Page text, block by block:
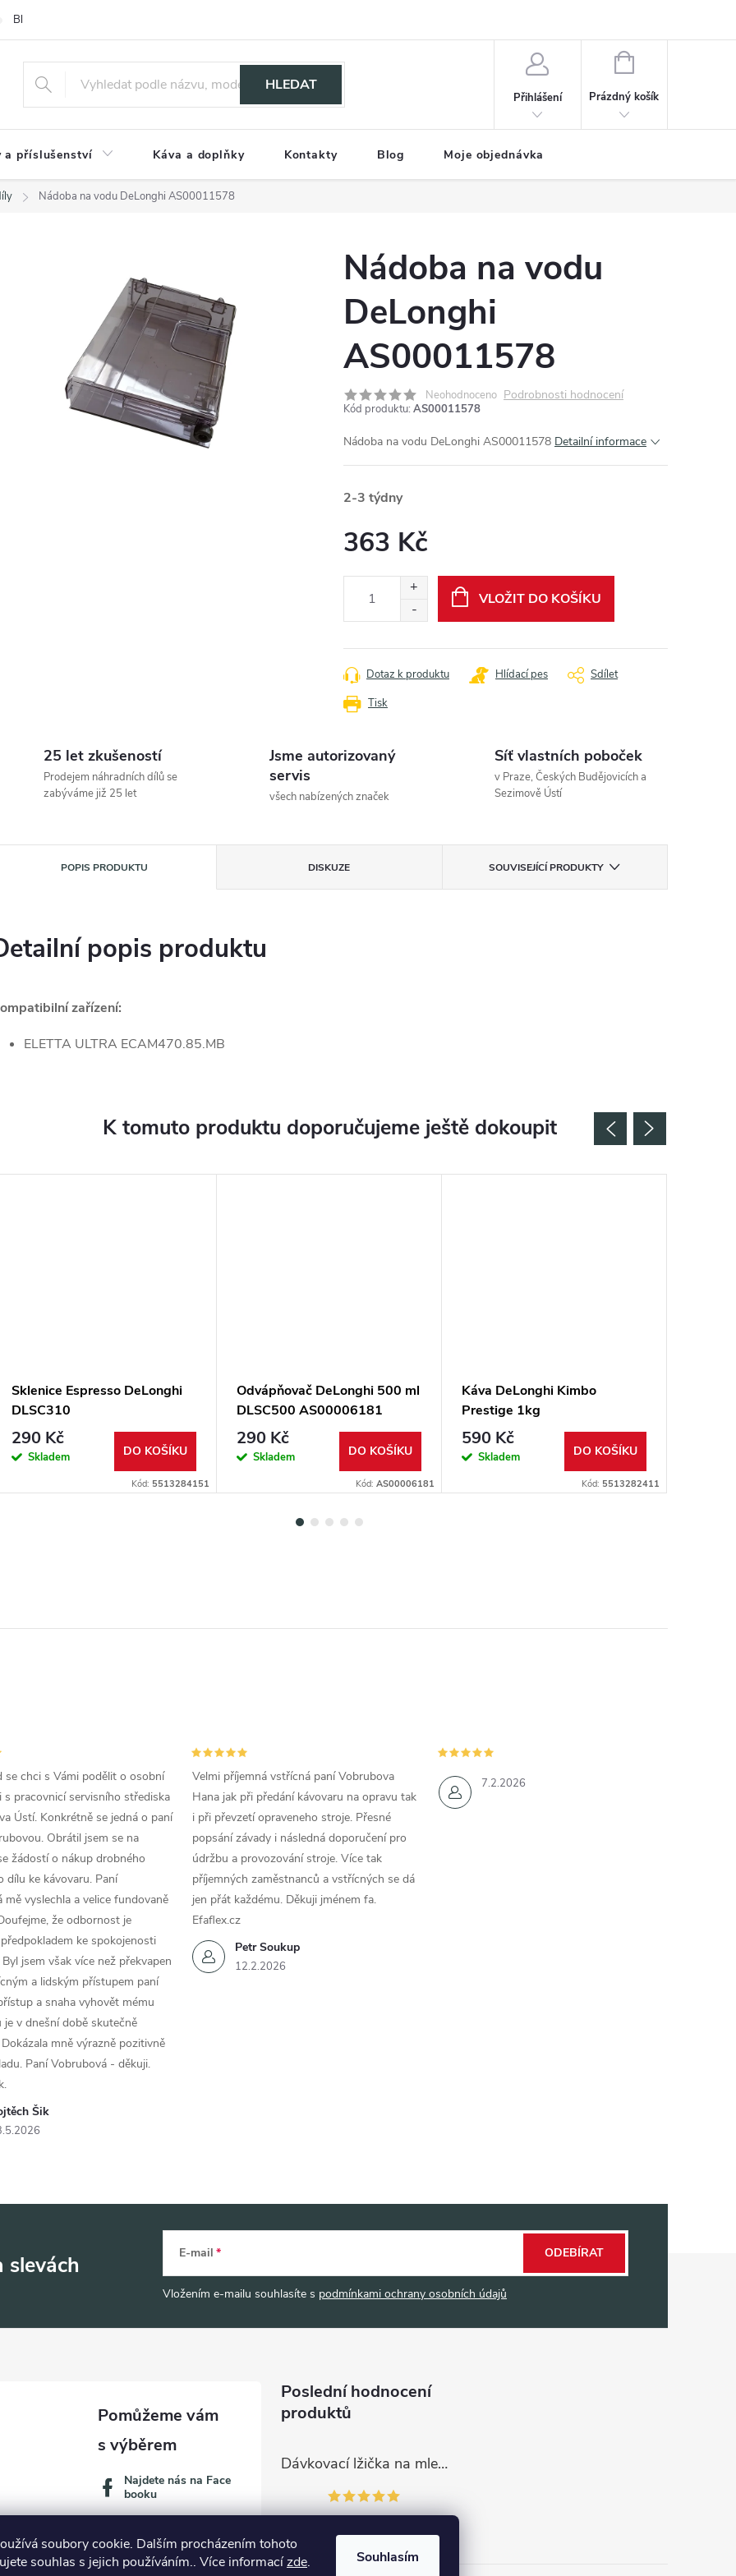
soubory cookie. Dalším procházením tohoto
souhlas s jejich používáním.. Více informacízde. Souhlasím
Blog
HLEDAT
Přihlášení
NÁKUPNÍ
Prázdný košík
a příslušenství Káva a doplňky Kontakty Blog Moje objednávka
Nádoba na vodu DeLonghi AS00011578
Nádoba na vodu
DeLonghi
AS00011578
Neohodnoceno Podrobnosti hodnocení
Kód produktu: AS00011578
Nádoba na vodu DeLonghi AS00011578 Detailní informace
2-3 týdny
363 Kč
VLOŽIT DO KOŠÍKU
Tisk
Dotaz k produktu Hlídací pes Sdílet
25 let zkušeností
Prodejem náhradních dílů se
zabýváme již 25 let
Jsme autorizovaný
servis
všech nabízených značek
Síť vlastních poboček
v Praze, Českých Budějovicích a
Sezimově Ústí
POPIS PRODUKTU DISKUZE SOUVISEJÍCÍ PRODUKTY
popis produktu
zařízení:
ELETTA ULTRA ECAM470.85.MB
K tomuto produktu doporučujeme ještě dokoupit
Sklenice Espresso DeLonghi
DLSC310
290 Kč
Skladem DO KOŠÍKU
Kód: 5513284151
Odvápňovač DeLonghi 500 ml
DLSC500 AS00006181
290 Kč
Skladem DO KOŠÍKU
Kód: AS00006181
Káva DeLonghi Kimbo
Prestige 1kg
590 Kč
Skladem DO KOŠÍKU
Kód: 5513282411
Šik
se chci s Vámi podělit o osobní
s pracovnicí servisního střediska
Ústí. Konkrétně se jedná o paní
Obrátil jsem se na
žádostí o nákup drobného
dílu ke kávovaru. Paní
mě vyslechla a velice fundovaně
že odbornost je
ke spokojenosti
jsem však více než překvapen
a lidským přístupem paní
a snaha vyhovět mému
je v dnešní době skutečně
mně výrazně pozitivně
Paní Vobrubová - děkuji.
Petr Soukup
12.2.2026
Velmi příjemná vstřícná paní Vobrubova
Hana jak při předání kávovaru na opravu tak
i při převzetí opraveneho stroje. Přesné
popsání závady i následná doporučení pro
údržbu a provozování stroje. Více tak
příjemných zaměstnanců a vstřícných se dá
jen přát každému. Děkuji jménem fa.
Efaflex.cz
7.2.2026
slevách E-mail
Vložením e-mailu souhlasíte s podmínkami ochrany osobních údajů
ODEBÍRAT
Najdete nás na Face
booku
Poslední hodnocení
produktů
Dávkovací lžička na mletou kávu 53132C8134